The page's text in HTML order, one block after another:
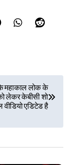
महाकाल लोक के
लेकर केबीसी शो
वीडियो एडिटेड है